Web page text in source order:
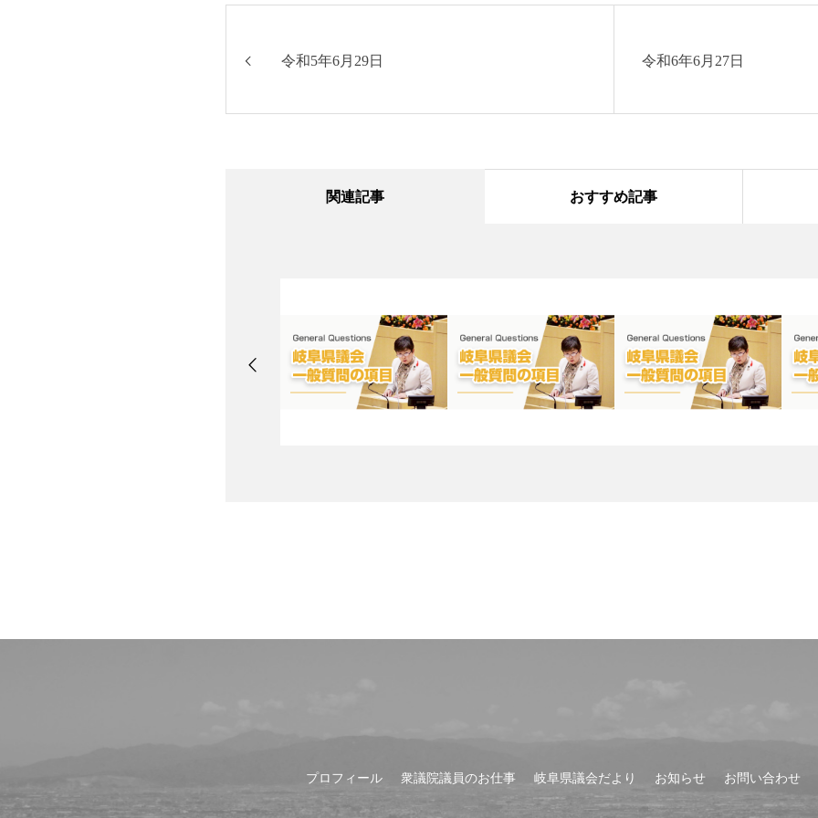
令和5年6月29日 令和6年6月27日
関連記事 おすすめ記事
プロフィール 衆議院議員のお仕事 岐阜県議会だより お知らせ お問い合わせ